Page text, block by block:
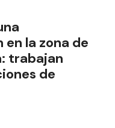
la zona de
trabajan
de